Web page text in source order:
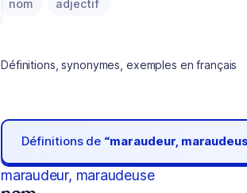
nom adjectif
Définitions, synonymes, exemples en français
Définitions de “maraudeur,
maraudeur, maraudeuse